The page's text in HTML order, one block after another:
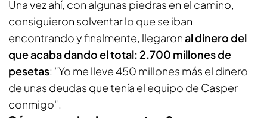
Una vez ahí, con algunas piedras en el camino,
consiguieron solventar lo que se iban
encontrando y finalmente, llegaronal dinero del
que acaba dando el total: 2.700 millones de
pesetas: "Yo me lleve 450 millones más el dinero
de unas deudas que tenía el equipo de Casper
conmigo".